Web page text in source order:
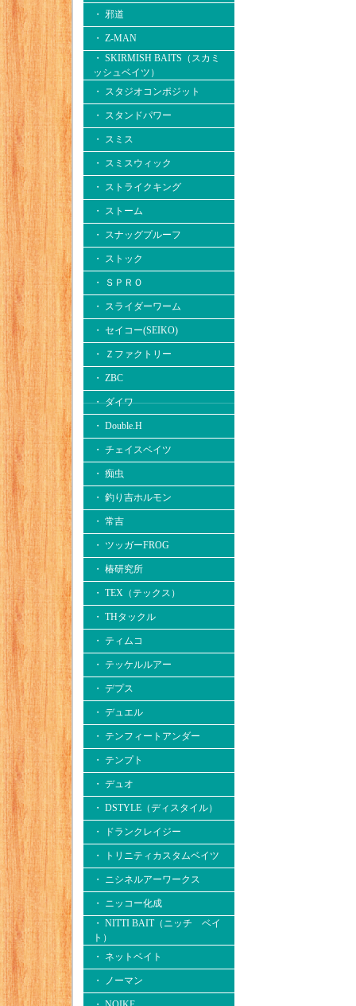
・ 邪道
・ Z-MAN
・ SKIRMISH BAITS（スカミ
ッシュベイツ）
・ スタジオコンポジット
・ スタンドパワー
・ スミス
・ スミスウィック
・ ストライクキング
・ ストーム
・ スナッグプルーフ
・ ストック
・ ＳＰＲＯ
・ スライダーワーム
・ セイコー(SEIKO)
・ Ｚファクトリー
・ ZBC
・ ダイワ
・ Double.H
・ チェイスベイツ
・ 痴虫
・ 釣り吉ホルモン
・ 常吉
・ ツッガーFROG
・ 椿研究所
・ TEX（テックス）
・ THタックル
・ ティムコ
・ テッケルルアー
・ デプス
・ デュエル
・ テンフィートアンダー
・ テンプト
・ デュオ
・ DSTYLE（ディスタイル）
・ ドランクレイジー
・ トリニティカスタムベイツ
・ ニシネルアーワークス
・ ニッコー化成
・ NITTI BAIT（ニッチ ベイ
ト）
・ ネットベイト
・ ノーマン